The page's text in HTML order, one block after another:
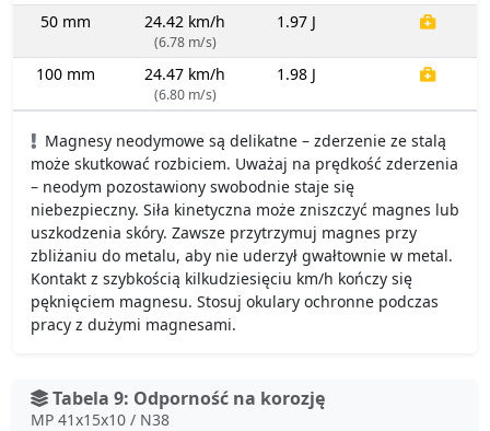
50 mm 24.42 km/h
(6.78 m/s)
1.97 J
100 mm 24.47 km/h
(6.80 m/s)
1.98 J
Magnesy neodymowe są delikatne – zderzenie ze stalą
może skutkować rozbiciem. Uważaj na prędkość zderzenia
– neodym pozostawiony swobodnie staje się
niebezpieczny. Siła kinetyczna może zniszczyć magnes lub
uszkodzenia skóry. Zawsze przytrzymuj magnes przy
zbliżaniu do metalu, aby nie uderzył gwałtownie w metal.
Kontakt z szybkością kilkudziesięciu km/h kończy się
pęknięciem magnesu. Stosuj okulary ochronne podczas
pracy z dużymi magnesami.
Tabela 9: Odporność na korozję
MP 41x15x10 / N38